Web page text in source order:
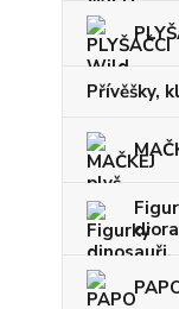
Přívěšky,